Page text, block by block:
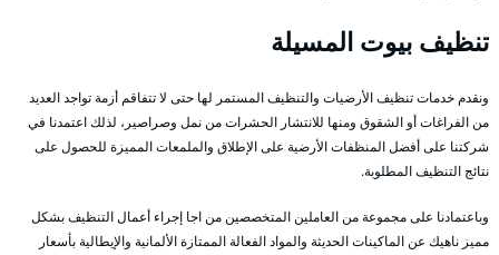
تنظيف بيوت المسيلة
ونقدم خدمات تنظيف الأرضيات والتنظيف المستمر لها حتى لا تتفاقم أزمة تواجد العديد
من الفراغات أو الشقوق ومنها للانتشار الحشرات من نمل وصراصير، لذلك اعتمدنا في
شركتنا على أفضل المنظفات الأرضية على الإطلاق والملمعات المميزة للحصول على
نتائج التنظيف المطلوبة.
وباعتمادنا على مجموعة من العاملين المتخصصين من اجا إجراء أعمال التنظيف بشكل
مميز ناهيك عن الماكينات الحديثة والمواد الفعالة الممتازة الألمانية والإيطالية بأسعار